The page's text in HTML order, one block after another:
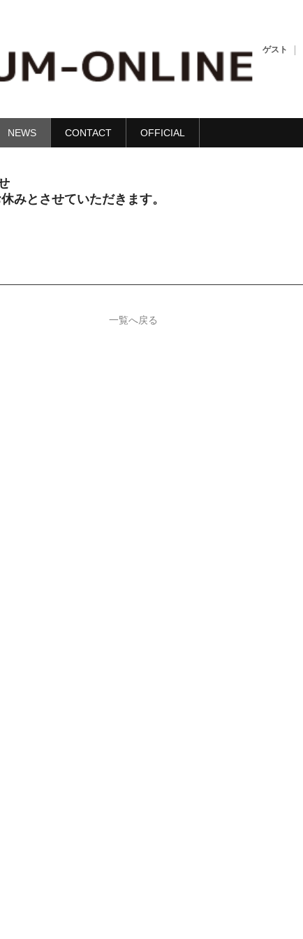
ゲスト
NEWS CONTACT OFFICIAL
みとさせていただきます。
一覧へ戻る